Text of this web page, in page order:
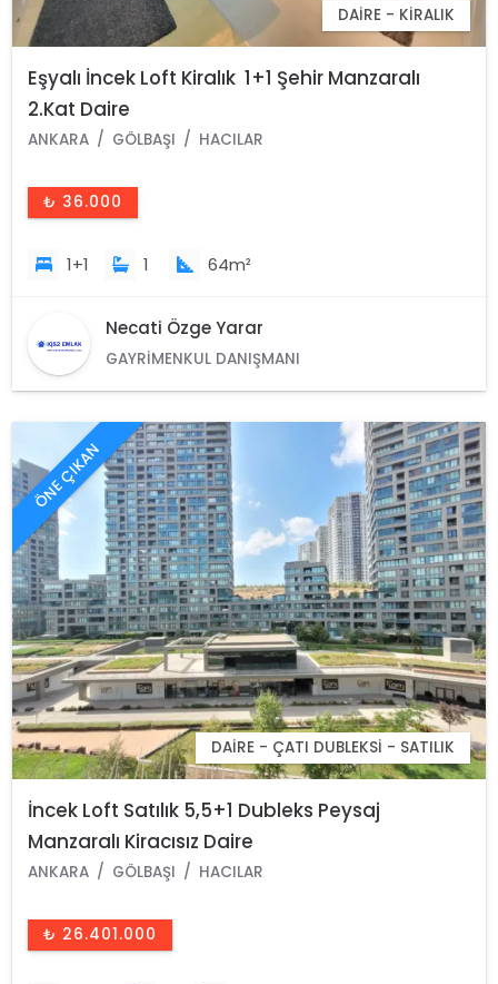
DAIRE - KIRALIK
Eşyalı İncek Loft Kiralık 1+1 Şehir Manzaralı
2.Kat Daire
ANKARA GÖLBAŞI HACILAR
₺ 36.000
1+1 1 64m²
Necati Özge Yarar
GAYRIMENKUL DANIŞMANI
ÖNE ÇIKAN
DAIRE - ÇATI DUBLEKSI - SATILIK
İncek Loft Satılık 5,5+1 Dubleks Peysaj
Manzaralı Kiracısız Daire
ANKARA GÖLBAŞI HACILAR
₺ 26.401.000